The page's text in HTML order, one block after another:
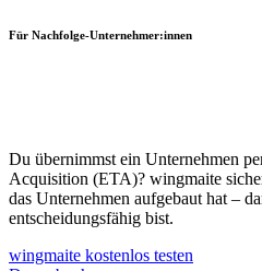
Für Nachfolge-Unternehmer:innen
Du übernimmst ein Unternehmen
Acquisition (ETA)? wingmaite
das Unternehmen aufgebaut hat –
entscheidungsfähig bist.
wingmaite kostenlos testen